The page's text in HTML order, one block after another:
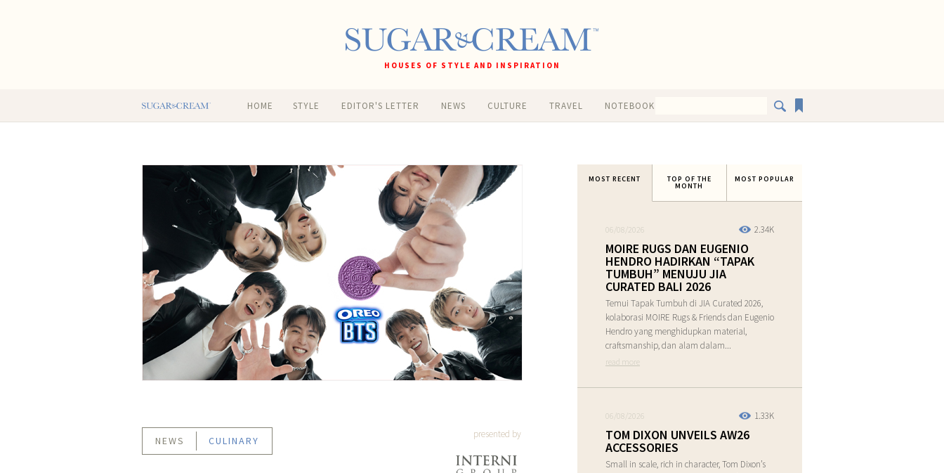
HOUSES OF STYLE AND INSPIRATION
HOME STYLE EDITOR'S LETTER NEWS CULTURE TRAVEL NOTEBOOK
NEWS CULINARY
presented by
MOST RECENT TOP OF THE
MONTH
MOST POPULAR
2.34K
06/08/2026
MOIRE RUGS DAN EUGENIO
HENDRO HADIRKAN “TAPAK
TUMBUH” MENUJU JIA
CURATED BALI 2026
Temui Tapak Tumbuh di JIA Curated 2026,
kolaborasi MOIRE Rugs & Friends dan Eugenio
Hendro yang menghidupkan material,
craftsmanship, dan alam dalam...
read more
1.33K
06/08/2026
TOM DIXON UNVEILS AW26
ACCESSORIES
Small in scale, rich in character, Tom Dixon’s